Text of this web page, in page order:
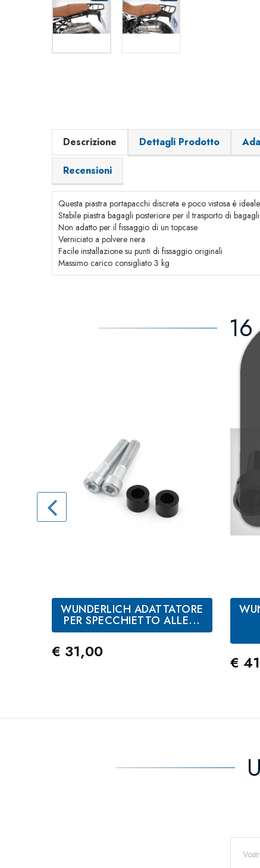
Descrizione Dettagli Prodotto
Recensioni
Questa piastra portapacchi discreta e poco vistosa è
Stabile piastra bagagli posteriore per il trasporto di
Non adatto per il fissaggio di un topcase
Verniciato a polvere nera
Facile installazione su punti di fissaggio originali
Massimo carico consigliato 3 kg
WUNDERLICH ADATTATORE
PER SPECCHIETTO ALLE...
Prezzo
€ 31,00
€